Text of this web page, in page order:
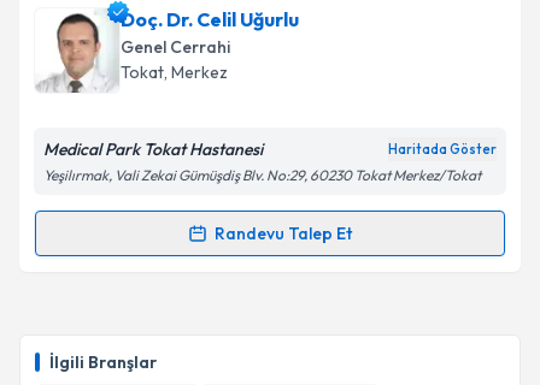
İlgili Branşlar
Doç. Dr. Celil Uğurlu
Genel Cerrahi
Tokat, Merkez
Medical Park Tokat Hastanesi Haritada Göster
Yeşilırmak, Vali Zekai Gümüşdiş Blv. No:29, 60230 Tokat Merkez/Tokat
Randevu Talep Et
Randevu Takvimi Talebi
takvim hazırlandığında e-posta ile bilgilendireceğiz.